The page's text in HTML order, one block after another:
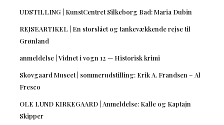
UDSTILLING | KunstCentret Silkeborg Bad: Maria Dubin
REJSEARTIKEL | En storslået og tankevækkende rejse til
Grønland
anmeldelse | Vidnet i vogn 12 — Historisk krimi
Skovgaard Museet | sommerudstilling: Erik A. Frandsen – Al
Fresco
OLE LUND KIRKEGAARD | Anmeldelse: Kalle og Kaptajn
Skipper